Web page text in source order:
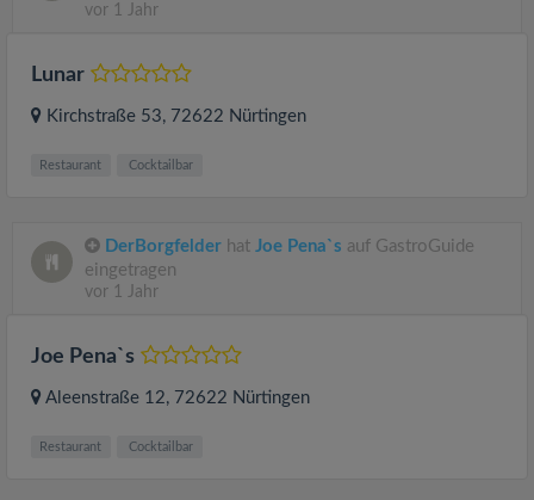
vor 1 Jahr
Lunar
Kirchstraße 53, 72622 Nürtingen
Restaurant Cocktailbar
DerBorgfelder hat Joe Pena`s auf GastroGuide
eingetragen
vor 1 Jahr
Joe Pena`s
Aleenstraße 12, 72622 Nürtingen
Restaurant Cocktailbar